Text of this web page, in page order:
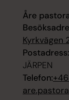
Åre
Kyrkvägen
Postadress:
JÄRPEN
Telefon: